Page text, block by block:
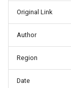
Original Link
Author
Region
Date